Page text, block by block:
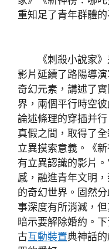
重知足了青年群體的
《刺殺小說家》
影片延續了路陽導
奇幻元素，講述了
界，兩個平行時空
論述條理的穿插并
真假之間，取得了
立異摸索意義。《
有立異認識的影片
感，融進青年文明
的奇幻世界。固然
事深度有所消減，但
暗示要解除婚約。
古互動裝置典神話